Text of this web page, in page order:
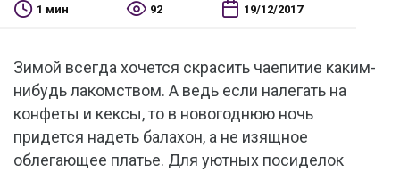
1 мин 92 19/12/2017
Зимой всегда хочется скрасить чаепитие каким-
нибудь лакомством. А ведь если налегать на
конфеты и кексы, то в новогоднюю ночь
придется надеть балахон, а не изящное
облегающее платье. Для уютных посиделок